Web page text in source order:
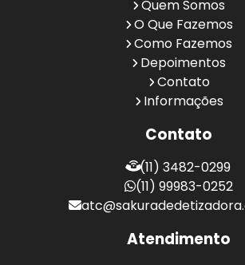
Quem Somos
O Que Fazemos
Como Fazemos
Depoimentos
Contato
Informações
Contato
(11) 3482-0299
(11) 99983-0252
Atendimento